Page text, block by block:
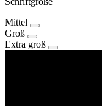
Mittel
Groß
Extra groß